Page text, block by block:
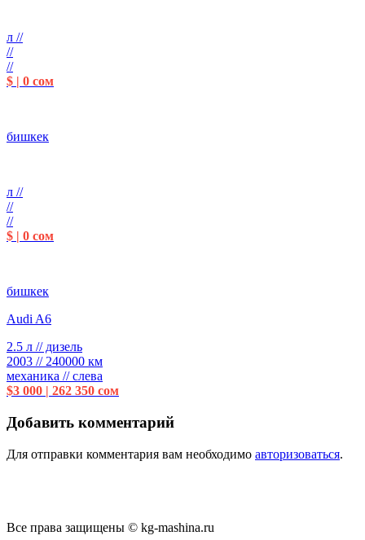
л //
//
//
$ | 0 сом
бишкек
л //
//
//
$ | 0 сом
бишкек
Audi A6
2.5 л // дизель
2003 // 240000 км
механика // слева
$3 000 | 262 350 сом
Добавить комментарий
Для отправки комментария вам необходимо авторизоваться.
Все права защищены © kg-mashina.ru